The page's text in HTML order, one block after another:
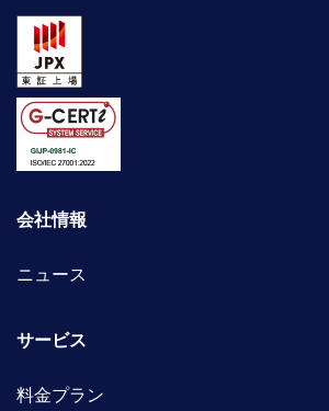
会社情報
ニュース
サービス
料金プラン